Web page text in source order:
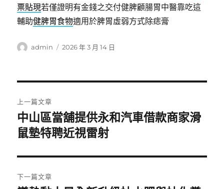
票貼現若僅證明有金錢之交付健脾顧腸胃中醫靠吃這
輔助健脾胃食物適用於脾胃虛弱方式除痣膏
作
admin
發
2026 年 3 月 14 日
章
導
覽
上一篇文章
上
一
文
章:
中山區當舖提供永和汽車借款商家滑
鼠墊特聘近視雷射
下一篇文章